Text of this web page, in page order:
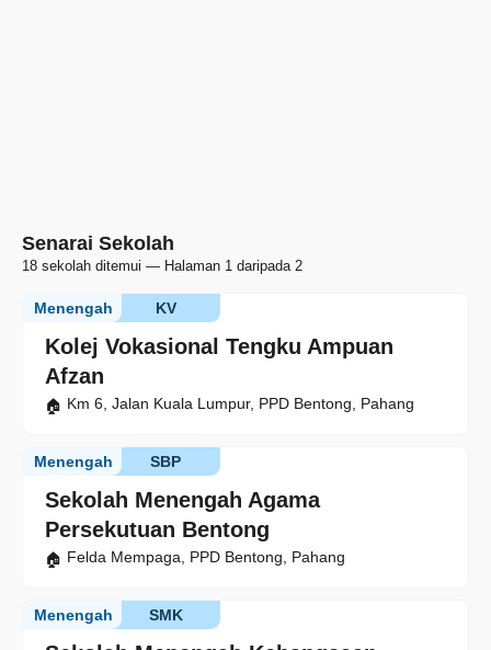
Senarai Sekolah
18 sekolah ditemui — Halaman 1 daripada 2
Kolej Vokasional Tengku Ampuan
Afzan
KV
Menengah
Km 6, Jalan Kuala Lumpur, PPD Bentong, Pahang
Sekolah Menengah Agama
Persekutuan Bentong
SBP
Menengah
Felda Mempaga, PPD Bentong, Pahang
SMK
Menengah